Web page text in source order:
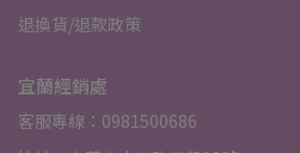
退換貨/退款政策
宜蘭經銷處
客服專線：0981500686